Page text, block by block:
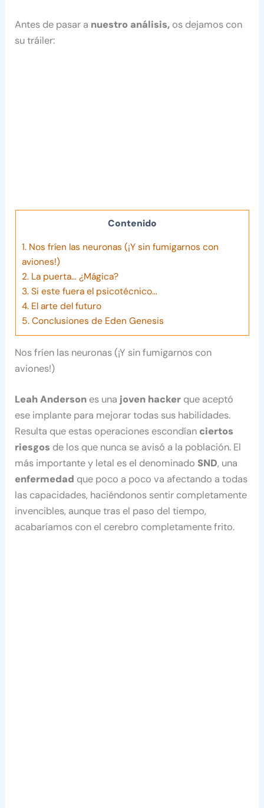
Antes de pasar a nuestro análisis, os dejamos con
su tráiler:
Contenido
1.Nos fríen las neuronas (¡Y sin fumigarnos con
aviones!)
2.La puerta… ¿Mágica?
3.Si este fuera el psicotécnico…
4.El arte del futuro
5.Conclusiones de Eden Genesis
Nos fríen las neuronas (¡Y sin fumigarnos con
aviones!)
Leah Anderson es una joven hacker que aceptó
ese implante para mejorar todas sus habilidades.
Resulta que estas operaciones escondían ciertos
riesgos de los que nunca se avisó a la población. El
más importante y letal es el denominado SND, una
enfermedad que poco a poco va afectando a todas
las capacidades, haciéndonos sentir completamente
invencibles, aunque tras el paso del tiempo,
acabaríamos con el cerebro completamente frito.